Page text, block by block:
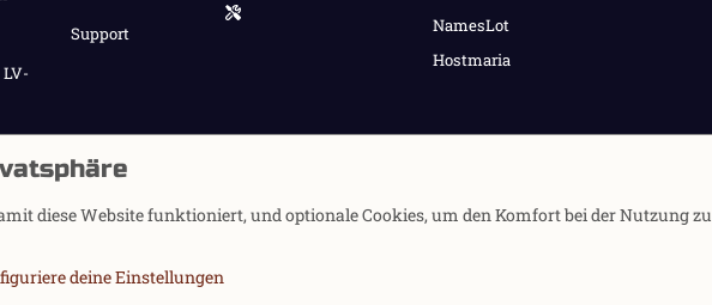
Support
NamesLot
Hostmaria
diese Website funktioniert, und optionale Cookies, um den Komfort bei der Nutzung zu
deine Einstellungen